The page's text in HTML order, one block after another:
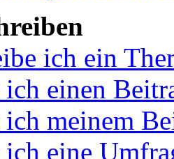
ich ein
einen
meinem
eine